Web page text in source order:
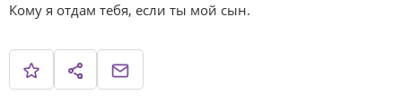
Кому я отдам тебя, если ты мой сын.